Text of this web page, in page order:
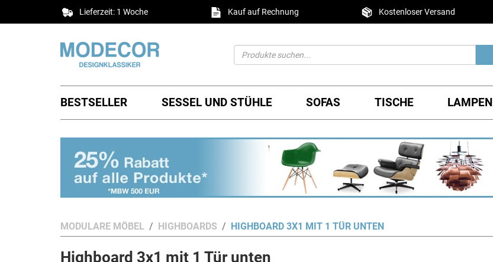
Lieferzeit: 1 Woche Kauf auf Rechnung Kostenloser Versand
BESTSELLER SESSEL UND STÜHLE SOFAS TISCHE LAMPEN
MODULARE MÖBEL HIGHBOARDS HIGHBOARD 3X1 MIT 1 TÜR UNTEN
Highboard 3x1 mit 1 Tür unten